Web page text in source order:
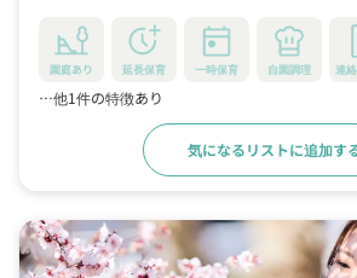
園庭あり 延長保育 一時保育 自園調理 連
…他1件の特徴あり
気になるリストに追加す